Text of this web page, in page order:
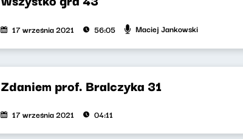
17 września 2021 56:05 Maciej Jankowski
Zdaniem prof. Bralczyka 31
17 września 2021 04:11